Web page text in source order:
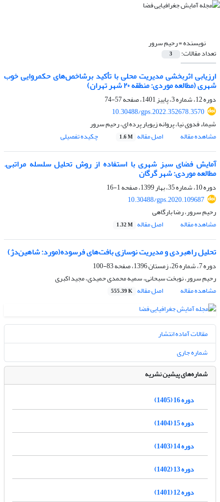
نویسنده =رحیم سرور
تعداد مقالات: 3
ارزیابی اثربخشی مدیریت محلی با تأکید برشاخص‌های حکمروایی خوب
شهری (مطالعه موردی: منطقه ۲۰ شهر تهران)
دوره 12، شماره 3، پاییز 1401، صفحه
57-74
10.30488/gps.2022.352678.3570
شیماء فدوی نیا، پروانه زیویار پرده ای، رحیم سرور
مشاهده مقاله
اصل مقاله 1.6 M چکیده تفصیلی
آمایش فضای سبز شهری با استفاده از روش تحلیل سلسله ‌مراتبی.
مطالعه موردی: شهر گرگان
دوره 10، شماره 35، بهار 1399، صفحه
1-16
10.30488/gps.2020.109687
رحیم سرور، رضا بارگاهی
مشاهده مقاله
اصل مقاله 1.32 M
تحلیل راهبردی و مدیریت نوسازی بافت‌های فرسوده(مورد: شاهین‌دژ)
دوره 7، شماره 26، زمستان 1396، صفحه
83-100
رحیم سرور، نوبخت سبحانی، سمیه محمدی حمیدی، مجید اکبری
مشاهده مقاله
اصل مقاله 555.39 K
مقالات آماده انتشار
شماره جاری
شماره‌های پیشین نشریه
دوره 16 (1405)
دوره 15 (1404)
دوره 14 (1403)
دوره 13 (1402)
دوره 12 (1401)